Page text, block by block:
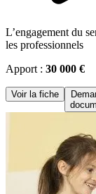
L’engagement du
les professionnels
Apport : 30 000 €
Voir la fiche